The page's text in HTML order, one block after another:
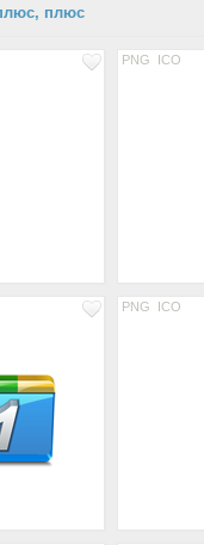
плюс
PNG ICO
PNG ICO